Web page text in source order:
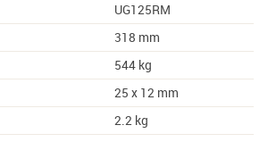
UG125RM
318 mm
544 kg
25 x 12 mm
2.2 kg